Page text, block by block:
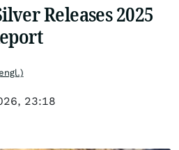
Releases 2025
23:18